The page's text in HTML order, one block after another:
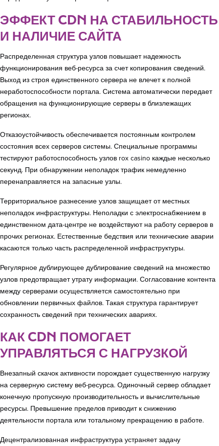
ЭФФЕКТ CDN НА СТАБИЛЬНОСТЬ
И НАЛИЧИЕ САЙТА
Распределенная структура узлов повышает надежность
функционирования веб-ресурса за счет копирования сведений.
Выход из строя единственного сервера не влечет к полной
неработоспособности портала. Система автоматически передает
обращения на функционирующие серверы в близлежащих
регионах.
Отказоустойчивость обеспечивается постоянным контролем
состояния всех серверов системы. Специальные программы
тестируют работоспособность узлов rox casino каждые несколько
секунд. При обнаружении неполадок трафик немедленно
перенаправляется на запасные узлы.
Территориальное разнесение узлов защищает от местных
неполадок инфраструктуры. Неполадки с электроснабжением в
единственном дата-центре не воздействуют на работу серверов в
прочих регионах. Естественные бедствия или технические аварии
касаются только часть распределенной инфраструктуры.
Регулярное дублирующее дублирование сведений на множество
узлов предотвращает утрату информации. Согласование контента
между серверами осуществляется самостоятельно при
обновлении первичных файлов. Такая структура гарантирует
сохранность сведений при технических авариях.
КАК CDN ПОМОГАЕТ
УПРАВЛЯТЬСЯ С НАГРУЗКОЙ
Внезапный скачок активности порождает существенную нагрузку
на серверную систему веб-ресурса. Одиночный сервер обладает
конечную пропускную производительность и вычислительные
ресурсы. Превышение пределов приводит к снижению
деятельности портала или тотальному прекращению в работе.
Децентрализованная инфраструктура устраняет задачу